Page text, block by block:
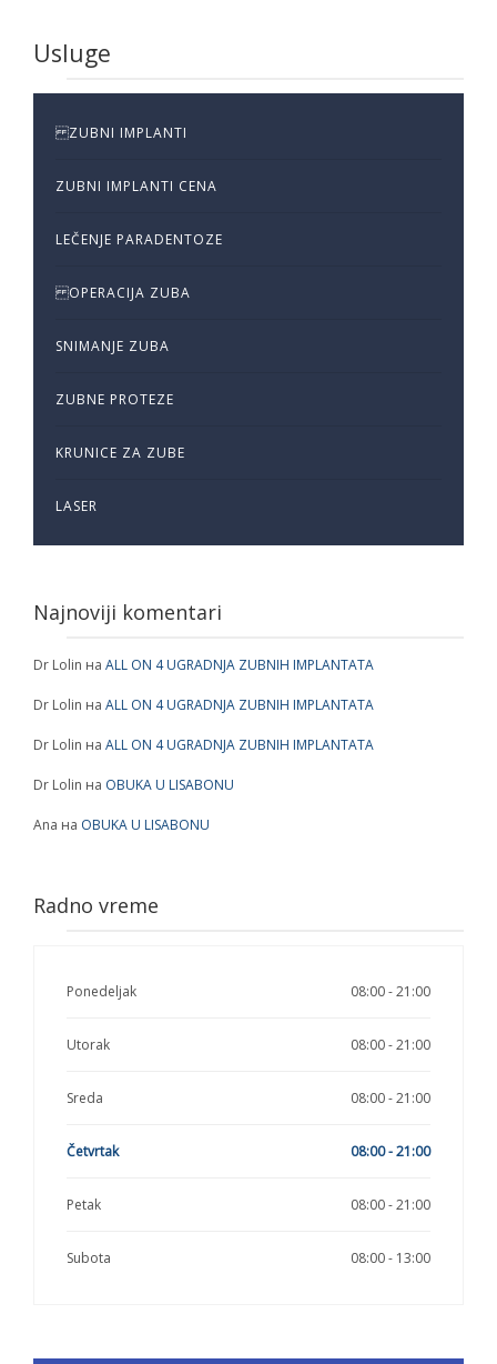
Usluge
ZUBNI IMPLANTI
ZUBNI IMPLANTI CENA
LEČENJE PARADENTOZE
OPERACIJA ZUBA
SNIMANJE ZUBA
ZUBNE PROTEZE
KRUNICE ZA ZUBE
LASER
Najnoviji komentari
Dr Lolin на ALL ON 4 UGRADNJA ZUBNIH IMPLANTATA
Dr Lolin на ALL ON 4 UGRADNJA ZUBNIH IMPLANTATA
Dr Lolin на ALL ON 4 UGRADNJA ZUBNIH IMPLANTATA
Dr Lolin на OBUKA U LISABONU
Ana на OBUKA U LISABONU
Radno vreme
Ponedeljak 08:00 - 21:00
Utorak 08:00 - 21:00
Sreda 08:00 - 21:00
Četvrtak 08:00 - 21:00
Petak 08:00 - 21:00
Subota 08:00 - 13:00